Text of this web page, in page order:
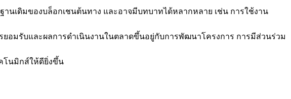
านเดิมของบล็อกเชนต้นทาง และอาจมีบทบาทได้หลากหลาย เช่น การใช้งาน
อมรับและผลการดำเนินงานในตลาดขึ้นอยู่กับการพัฒนาโครงการ การมีส่วนร่วม
โนมิกส์ให้ดียิ่งขึ้น